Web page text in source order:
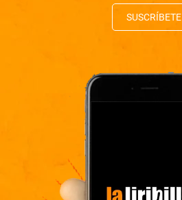
SUSCRÍBETE